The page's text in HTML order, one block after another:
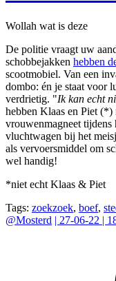
Wollah wat is deze
De politie vraagt uw
schobbejakken hebben
scootmobiel. Van een
dombo: én je staat voor
verdrietig. "Ik kan echt
hebben Klaas en Piet (*)
vrouwenmagneet
vluchtwagen bij het
als vervoersmiddel om
wel handig!
*niet echt Klaas & Piet
Tags: zoekzoek, boef,
@Mosterd | 27-06-22 |